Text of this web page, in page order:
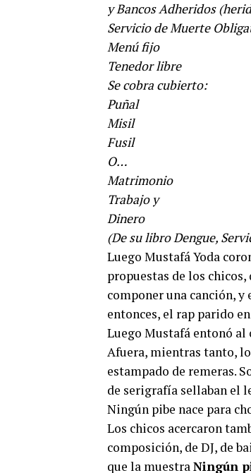
y Bancos Adheridos
Servicio de Muerte
Menú fijo
Tenedor libre
Se cobra cubierto:
Puñal
Misil
Fusil
O…
Matrimonio
Trabajo y
Dinero
(De su libro Dengue,
Luego Mustafá Yoda
propuestas de los
componer una canción, y
entonces, el rap parido
Luego Mustafá entonó
Afuera, mientras tanto,
estampado de remeras.
de serigrafía sellaban el
Ningún pibe nace para
Los chicos acercaron
composición, de DJ, de
que la muestraNingún